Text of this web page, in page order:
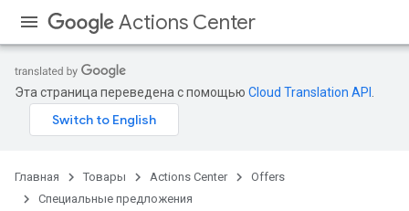
Actions Center
Эта страница переведена с помощью Cloud Translation API
Главная Товары Actions Center
Offers
Специальные предложения